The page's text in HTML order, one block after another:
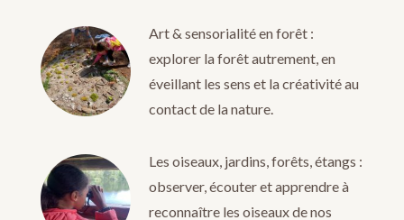
Art & sensorialité en forêt :
explorer la forêt autrement, en
éveillant les sens et la créativité au
contact de la nature.
Les oiseaux, jardins, forêts, étangs :
observer, écouter et apprendre à
reconnaître les oiseaux de nos